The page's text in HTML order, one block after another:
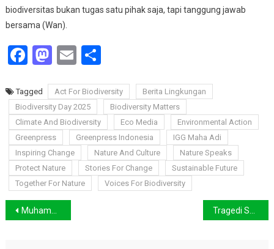
biodiversitas bukan tugas satu pihak saja, tapi tanggung jawab
bersama (Wan).
Facebook
Mastodon
EmailShare
Tagged Act For Biodiversity
Berita Lingkungan
Biodiversity Day 2025
Biodiversity Matters
Climate And Biodiversity
Eco Media
Environmental Action
Greenpress
Greenpress Indonesia
IGG Maha Adi
Inspiring Change
Nature And Culture
Nature Speaks
Protect Nature
Stories For Change
Sustainable Future
Together For Nature
Voices For Biodiversity
Navigasi
Muhammadiyah Dorong Sekolah Peduli Lingkungan lewat Program Adiwiyata Berkemajuan